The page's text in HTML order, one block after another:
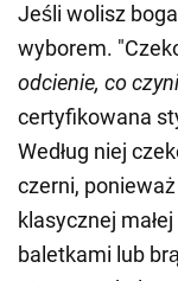
Jeśli wolisz
wyborem.
odcienie, co
certyfikowana
Według niej
czerni,
klasycznej
baletkami lub